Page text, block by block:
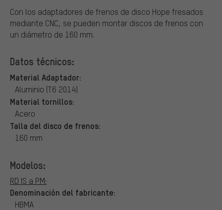
Con los adaptadores de frenos de disco Hope fresados
mediante CNC, se pueden montar discos de frenos con
un diámetro de 160 mm.
Datos técnicos:
Material Adaptador:
Aluminio (T6 2014)
Material tornillos:
Acero
Talla del disco de frenos:
160 mm
Modelos:
RD IS a PM:
Denominación del fabricante:
HBMA